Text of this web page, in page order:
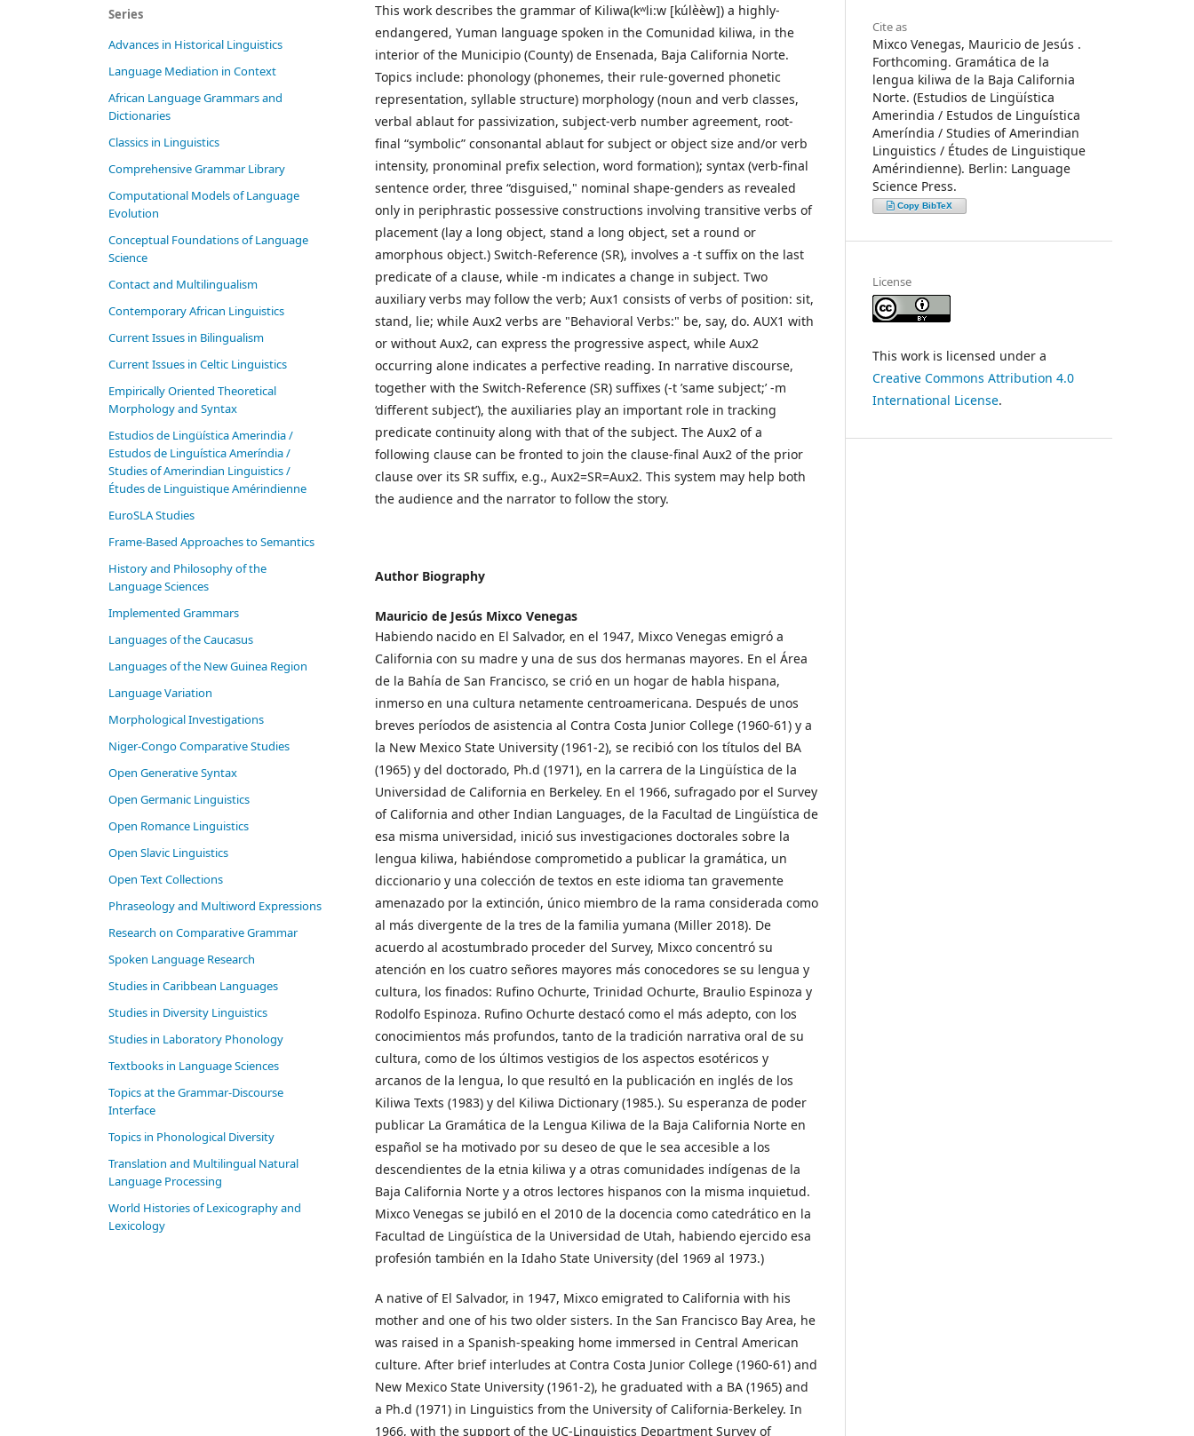
This work describes the grammar of Kiliwa(kʷli:w [kúlèèw]) a highly-
endangered, Yuman language spoken in the Comunidad kiliwa, in the
interior of the Municipio (County) de Ensenada, Baja California Norte.
Topics include: phonology (phonemes, their rule-governed phonetic
representation, syllable structure) morphology (noun and verb classes,
verbal ablaut for passivization, subject-verb number agreement, root-
final “symbolic” consonantal ablaut for subject or object size and/or verb
intensity, pronominal prefix selection, word formation); syntax (verb-final
sentence order, three “disguised," nominal shape-genders as revealed
only in periphrastic possessive constructions involving transitive verbs of
placement (lay a long object, stand a long object, set a round or
amorphous object.) Switch-Reference (SR), involves a -t suffix on the last
predicate of a clause, while -m indicates a change in subject. Two
auxiliary verbs may follow the verb; Aux1 consists of verbs of position: sit,
stand, lie; while Aux2 verbs are "Behavioral Verbs:" be, say, do. AUX1 with
or without Aux2, can express the progressive aspect, while Aux2
occurring alone indicates a perfective reading. In narrative discourse,
together with the Switch-Reference (SR) suffixes (-t ’same subject;’ -m
‘different subject’), the auxiliaries play an important role in tracking
predicate continuity along with that of the subject. The Aux2 of a
following clause can be fronted to join the clause-final Aux2 of the prior
clause over its SR suffix, e.g., Aux2=SR=Aux2. This system may help both
the audience and the narrator to follow the story.
Author Biography
Mauricio de Jesús Mixco Venegas
Habiendo nacido en El Salvador, en el 1947, Mixco Venegas emigró a
California con su madre y una de sus dos hermanas mayores. En el Área
de la Bahía de San Francisco, se crió en un hogar de habla hispana,
inmerso en una cultura netamente centroamericana. Después de unos
breves períodos de asistencia al Contra Costa Junior College (1960-61) y a
la New Mexico State University (1961-2), se recibió con los títulos del BA
(1965) y del doctorado, Ph.d (1971), en la carrera de la Lingüística de la
Universidad de California en Berkeley. En el 1966, sufragado por el Survey
of California and other Indian Languages, de la Facultad de Lingüística de
esa misma universidad, inició sus investigaciones doctorales sobre la
lengua kiliwa, habiéndose comprometido a publicar la gramática, un
diccionario y una colección de textos en este idioma tan gravemente
amenazado por la extinción, único miembro de la rama considerada como
al más divergente de la tres de la familia yumana (Miller 2018). De
acuerdo al acostumbrado proceder del Survey, Mixco concentró su
atención en los cuatro señores mayores más conocedores se su lengua y
cultura, los finados: Rufino Ochurte, Trinidad Ochurte, Braulio Espinoza y
Rodolfo Espinoza. Rufino Ochurte destacó como el más adepto, con los
conocimientos más profundos, tanto de la tradición narrativa oral de su
cultura, como de los últimos vestigios de los aspectos esotéricos y
arcanos de la lengua, lo que resultó en la publicación en inglés de los
Kiliwa Texts (1983) y del Kiliwa Dictionary (1985.). Su esperanza de poder
publicar La Gramática de la Lengua Kiliwa de la Baja California Norte en
español se ha motivado por su deseo de que le sea accesible a los
descendientes de la etnia kiliwa y a otras comunidades indígenas de la
Baja California Norte y a otros lectores hispanos con la misma inquietud.
Mixco Venegas se jubiló en el 2010 de la docencia como catedrático en la
Facultad de Lingüística de la Universidad de Utah, habiendo ejercido esa
profesión también en la Idaho State University (del 1969 al 1973.)
A native of El Salvador, in 1947, Mixco emigrated to California with his
mother and one of his two older sisters. In the San Francisco Bay Area, he
was raised in a Spanish-speaking home immersed in Central American
culture. After brief interludes at Contra Costa Junior College (1960-61) and
New Mexico State University (1961-2), he graduated with a BA (1965) and
a Ph.d (1971) in Linguistics from the University of California-Berkeley. In
1966, with the support of the UC-Linguistics Department Survey of
Cite as
Mixco Venegas, Mauricio de Jesús .
Forthcoming. Gramática de la
lengua kiliwa de la Baja California
Norte. (Estudios de Lingüística
Amerindia / Estudos de Linguística
Ameríndia / Studies of Amerindian
Linguistics / Études de Linguistique
Amérindienne). Berlin: Language
Science Press.
Copy BibTeX
License
This work is licensed under a
Creative Commons Attribution 4.0
International License.
Series
Advances in Historical Linguistics
Language Mediation in Context
African Language Grammars and
Dictionaries
Classics in Linguistics
Comprehensive Grammar Library
Computational Models of Language
Evolution
Conceptual Foundations of Language
Science
Contact and Multilingualism
Contemporary African Linguistics
Current Issues in Bilingualism
Current Issues in Celtic Linguistics
Empirically Oriented Theoretical
Morphology and Syntax
Estudios de Lingüística Amerindia /
Estudos de Linguística Ameríndia /
Studies of Amerindian Linguistics /
Études de Linguistique Amérindienne
EuroSLA Studies
Frame-Based Approaches to Semantics
History and Philosophy of the
Language Sciences
Im­ple­ment­ed Gram­mars
Languages of the Caucasus
Languages of the New Guinea Region
Language Variation
Morphological Investigations
Niger-Congo Comparative Studies
Open Generative Syntax
Open Germanic Linguistics
Open Romance Linguistics
Open Slavic Linguistics
Open Text Collections
Phraseology and Multiword Expressions
Research on Comparative Grammar
Spoken Language Research
Studies in Caribbean Languages
Studies in Diversity Linguistics
Studies in Laboratory Phonology
Textbooks in Language Sciences
Topics at the Grammar-Discourse
Interface
Topics in Phonological Diversity
Translation and Multilingual Natural
Language Processing
World Histories of Lexicography and
Lexicology